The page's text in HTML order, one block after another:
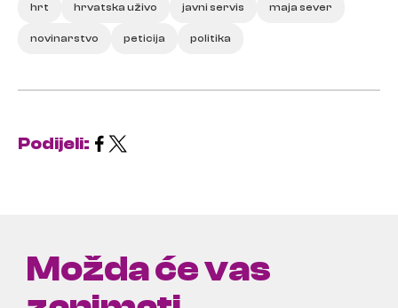
hrt hrvatska uživo javni servis maja sever
novinarstvo peticija politika
Podijeli:
Možda će vas